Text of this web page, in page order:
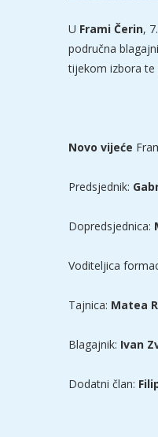
U Frami Čerin,
područna
tijekom izbora te
Novo vijeće
Predsjednik:
Dopredsjednica:
Voditeljica
Tajnica: Matea
Blagajnik: Ivan
Dodatni član: